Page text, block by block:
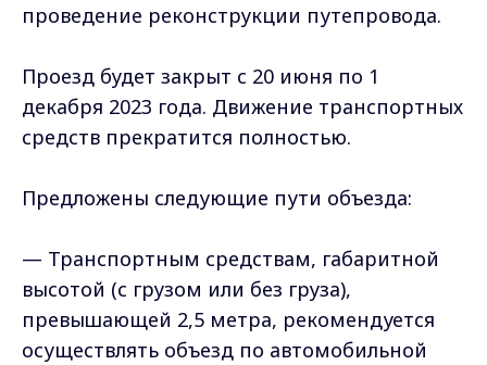
проведение реконструкции путепровода.
Проезд будет закрыт с 20 июня по 1
декабря 2023 года. Движение транспортных
средств прекратится полностью.
Предложены следующие пути объезда:
— Транспортным средствам, габаритной
высотой (с грузом или без груза),
превышающей 2,5 метра, рекомендуется
осуществлять объезд по автомобильной